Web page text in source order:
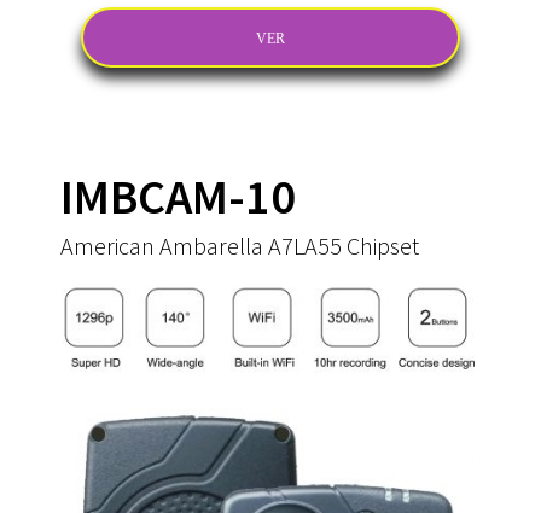
VER
IMBCAM-10
American Ambarella A7LA55 Chipset